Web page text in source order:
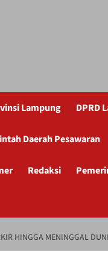
Lampung DPRD
Daerah Pesawaran
Redaksi
HINGGA MENINGGAL